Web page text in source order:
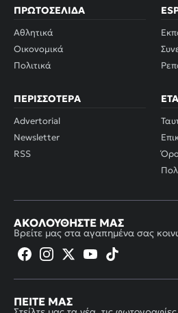
ΠΡΩΤΟΣΈΛΙΔΑ
Αθλητικά
Οικονομικά
Πολιτικά
ΠΕΡΙΣΣΌΤΕΡΑ
Advertorial
Newsletter
RSS
ΑΚΟΛΟΥΘΉΣΤΕ ΜΑΣ
Βρείτε μας στα αγαπημένα σας
ΠΕΊΤΕ ΜΑΣ